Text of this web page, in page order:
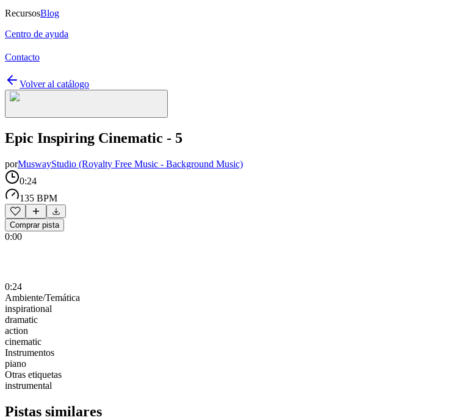
RecursosBlog
Centro de ayuda
Contacto
Volver al catálogo
Epic Inspiring Cinematic - 5
porMuswayStudio (Royalty Free Music - Background Music)
0:24
135 BPM
Comprar pista
0:00
0:24
Ambiente/Temática
inspirational
dramatic
action
cinematic
Instrumentos
piano
Otras etiquetas
instrumental
Pistas similares